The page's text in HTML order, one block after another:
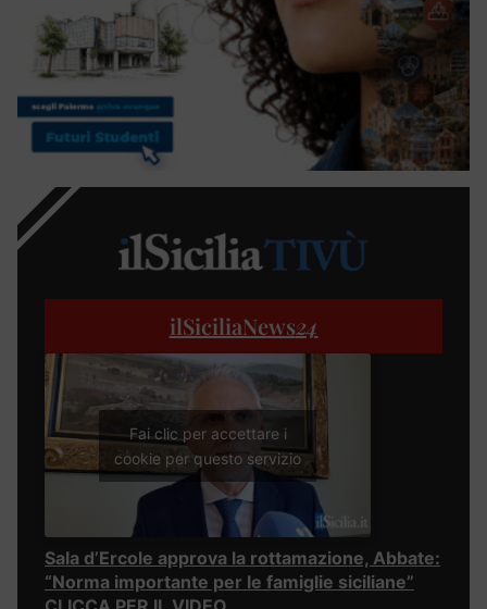
ilSiciliaNews24
Fai clic per accettare i
cookie per questo servizio
Sala d’Ercole approva la rottamazione, Abbate:
“Norma importante per le famiglie siciliane”